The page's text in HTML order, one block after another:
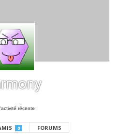
récente
0 FORUMS